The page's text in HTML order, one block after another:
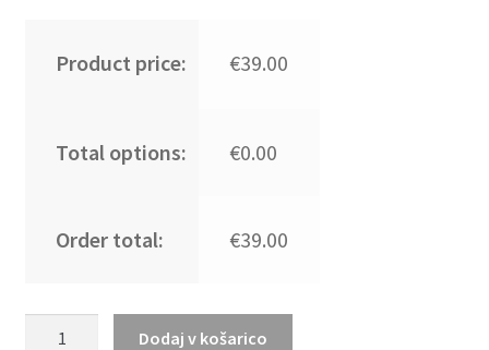
Product price: €39.00
Total options: €0.00
Order total: €39.00
Dodaj v košarico